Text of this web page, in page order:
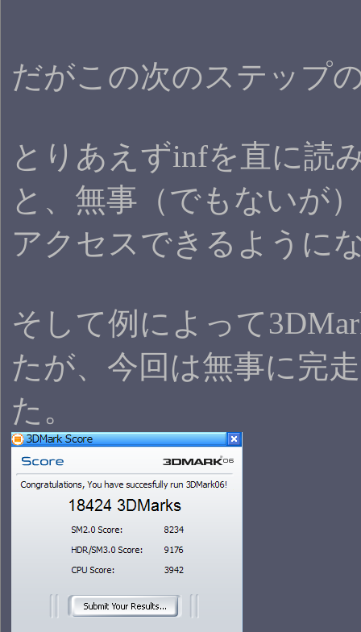
だがこの次のステップ
とりあえずinfを直に読
と、無事（でもないが
アクセスできるように
そして例によって
たが、今回は無事に完
た。